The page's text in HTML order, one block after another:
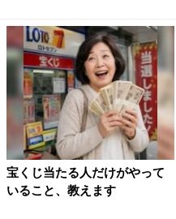
宝くじ当たる人だけがやって
いること、教えます